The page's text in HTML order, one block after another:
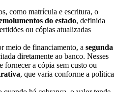
como matrícula e escritura, o
do estado, definida
ou cópias atualizadas
meio de financiamento, a segunda
diretamente ao banco. Nesses
fornecer a cópia sem custo ou
, que varia conforme a política